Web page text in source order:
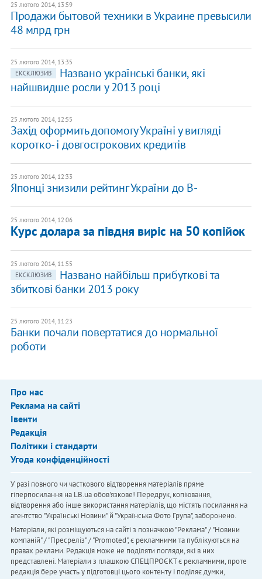
25 лютого 2014, 13:59
Продажи бытовой техники в Украине превысили
48 млрд грн
25 лютого 2014, 13:35
ЕКСКЛЮЗИВ
Названо українські банки, які
найшвидше росли у 2013 році
25 лютого 2014, 12:55
Захід оформить допомогу Україні у вигляді
коротко- і довгострокових кредитів
25 лютого 2014, 12:33
Японці знизили рейтинг України до B-
25 лютого 2014, 12:06
Курс долара за півдня виріс на 50 копійок
25 лютого 2014, 11:55
ЕКСКЛЮЗИВ
Названо найбільш прибуткові та
збиткові банки 2013 року
25 лютого 2014, 11:23
Банки почали повертатися до нормальної
роботи
Про нас
Реклама на сайті
Івенти
Редакція
Політики і стандарти
Угода конфіденційності
У разі повного чи часткового відтворення матеріалів пряме
гіперпосилання на LB.ua обов'язкове! Передрук, копіювання,
відтворення або інше використання матеріалів, що містять посилання на
агентство "Українськi Новини" й "Українська Фото Група", заборонено.
Матеріали, які розміщуються на сайті з позначкою "Реклама" / "Новини
компаній" / "Пресреліз" / "Promoted", є рекламними та публікуються на
правах реклами. Редакція може не поділяти погляди, які в них
представлені. Матеріали з плашкою СПЕЦПРОЄКТ є рекламними, проте
редакція бере участь у підготовці цього контенту і поділяє думки,